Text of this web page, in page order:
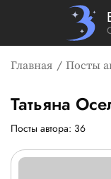
Главная Посты
Татьяна
Посты автора: 36
Список